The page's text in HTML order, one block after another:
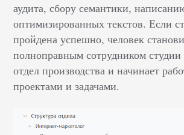
аудита, сбору семантики,
оптимизированных текстов. Если
пройдена успешно, человек
полноправным сотрудником
отдел производства и начинает
проектами и задачами.